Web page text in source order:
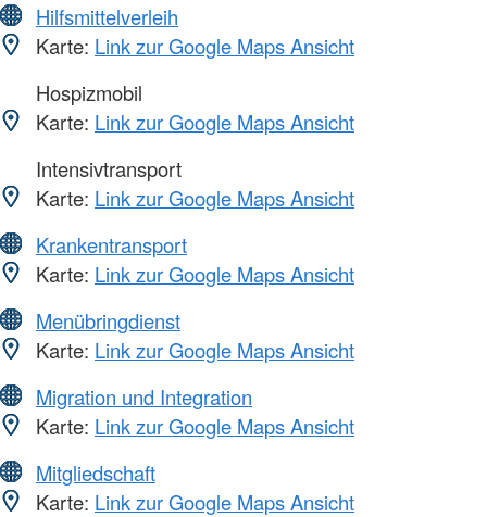
Hilfsmittelverleih
Karte: Link zur Google Maps Ansicht
Hospizmobil
Karte: Link zur Google Maps Ansicht
Intensivtransport
Karte: Link zur Google Maps Ansicht
Krankentransport
Karte: Link zur Google Maps Ansicht
Menübringdienst
Karte: Link zur Google Maps Ansicht
Migration und Integration
Karte: Link zur Google Maps Ansicht
Mitgliedschaft
Karte: Link zur Google Maps Ansicht